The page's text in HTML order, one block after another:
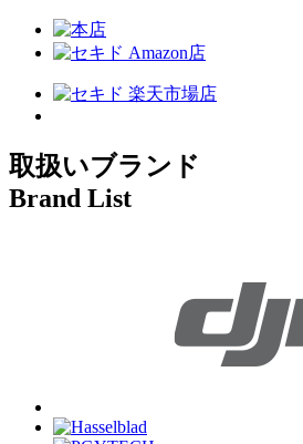
取扱いブランド
Brand List